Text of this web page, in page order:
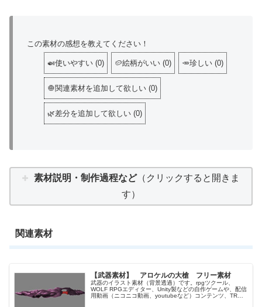
この素材の感想を教えてください！
🍛使いやすい (0) 🥔絵柄がいい (0) 🥕珍しい (0)
🧅関連素材を追加して欲しい (0)
🌿差分を追加して欲しい (0)
素材説明・制作過程など（クリックすると開きま
す）
関連素材
【武器素材】 アロケルの大槍 フリー素材
武器のイラスト素材（背景透過）です。rpgツクール、
WOLF RPGエディター、Unity製などの自作ゲームや、配信
用動画（ニコニコ動画、youtubeなど）コンテンツ、TRPG